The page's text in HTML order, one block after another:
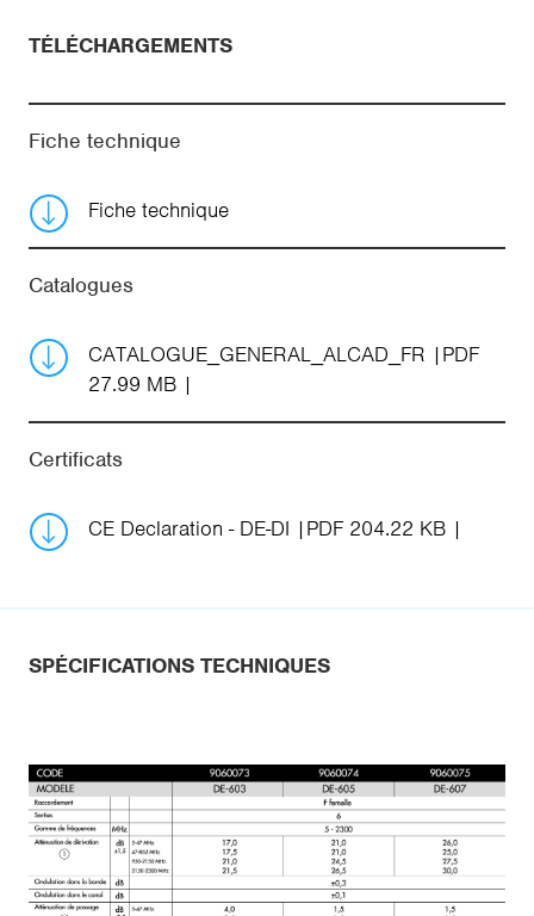
TÉLÉCHARGEMENTS
Fiche technique
Fiche technique
Catalogues
CATALOGUE_GENERAL_ALCAD_FR
PDF
27.99 MB
Certificats
CE Declaration - DE-DI PDF 204.22 KB
SPÉCIFICATIONS TECHNIQUES